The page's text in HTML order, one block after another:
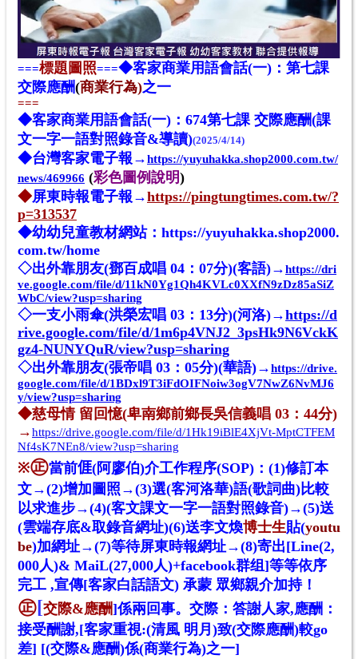
===標題圖照===◆客家商業用語會話(一)：第七課
交際應酬(商業行為)之一
===
◆客家商業用語會話(一)：674第七課 交際應酬(課
文一字一語對照錄音&導讀)(2025/4/14)
◆台灣客家電子報→https://yuyuhakka.shop2000.com.tw/
news/469966 (彩色圖例說明)
◆屏東時報電子報→https://pingtungtimes.com.tw/?
p=313537
◆幼幼兒童教材網站： https://yuyuhakka.shop2000.
com.tw/home
◇出外靠朋友(鄧百成唱 04：07分)(客語)→https://dri
ve.google.com/file/d/11kN0Yg1Qh4KVLc0XXfN9zDz85aSiZ
WbC/view?usp=sharing
◇一支小雨傘(洪榮宏唱 03：13分)(河洛)→https://d
rive.google.com/file/d/1m6p4VNJ2_3psHk9N6VckK
gz4-NUNYQuR/view?usp=sharing
◇出外靠朋友(張帝唱 03：05分)(華語)→https://drive.
google.com/file/d/1BDxl9T3iFdOIFNoiw3ogV7NwZ6NvMJ6
y/view?usp=sharing
◆慈母情 留回憶(卑南鄉前鄉長吳信義唱 03：44分)
→https://drive.google.com/file/d/1Hk19iBlE4XjVt-MptCTFEM
Nf4sK7NEn8/view?usp=sharing
※㊣當前𠊎(阿廖伯)介工作程序(SOP)：(1)修訂本
文→(2)增加圖照→(3)選(客河洛華)語(歌詞曲)比較
以求進步→(4)(客文課文一字一語對照錄音)→(5)送
(雲端存底&取錄音網址)(6)送李文煥博士生貼(youtu
be)加網址→(7)等待屏東時報網址→(8)寄出[Line(2,
000人)& MaiL(27,000人)+facebook群组]等等依序
完工 ,宣傳[客家白話語文) 承蒙 眾鄉親介加持！
㊣[交際&應酬]係兩回事。交際：答謝人家,應酬 ：
接受酬謝,[客家重視:(清風 明月)致(交際應酬)較go
差] [(交際&應酬)係(商業行為)之一]